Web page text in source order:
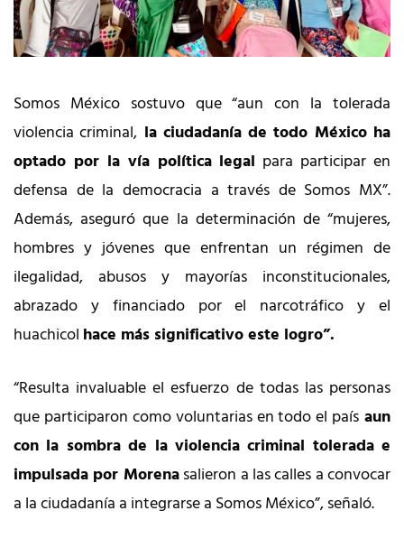
Somos México sostuvo que “aun con la tolerada
violencia criminal, la ciudadanía de todo México ha
optado por la vía política legal para participar en
defensa de la democracia a través de Somos MX”.
Además, aseguró que la determinación de “mujeres,
hombres y jóvenes que enfrentan un régimen de
ilegalidad, abusos y mayorías inconstitucionales,
abrazado y financiado por el narcotráfico y el
huachicol hace más significativo este logro”.
“Resulta invaluable el esfuerzo de todas las personas
que participaron como voluntarias en todo el país aun
con la sombra de la violencia criminal tolerada e
impulsada por Morenasalieron a las calles a convocar
a la ciudadanía a integrarse a Somos México”, señaló.